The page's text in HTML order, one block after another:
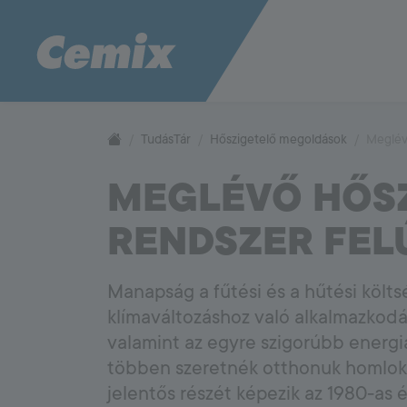
Online szín- és struktúraválasztó
Homlokzattervezés
Vakolt
Meglévő
felújítása
Aljzat megoldások
Aljzattervezés és aljzatképzés
Padlófűtés rétegrend
Esztrich típusok összehasonlítása
Alig zsugorodó aljzatkiegyenlítők
Falazási
Pórusbeton
Klinkertégla
Construction System
Falazóhabarcsok
Betonjavító habarcsok
Vízszigetelések
TudásTár Hőszigetelő megoldások
MEGLÉVŐ
RENDSZER
Manapság a fűtési és a hűtési
klímaváltozáshoz való
valamint az egyre szigorúbb
többen szeretnék otthonuk
jelentős részét képezik az 1980-